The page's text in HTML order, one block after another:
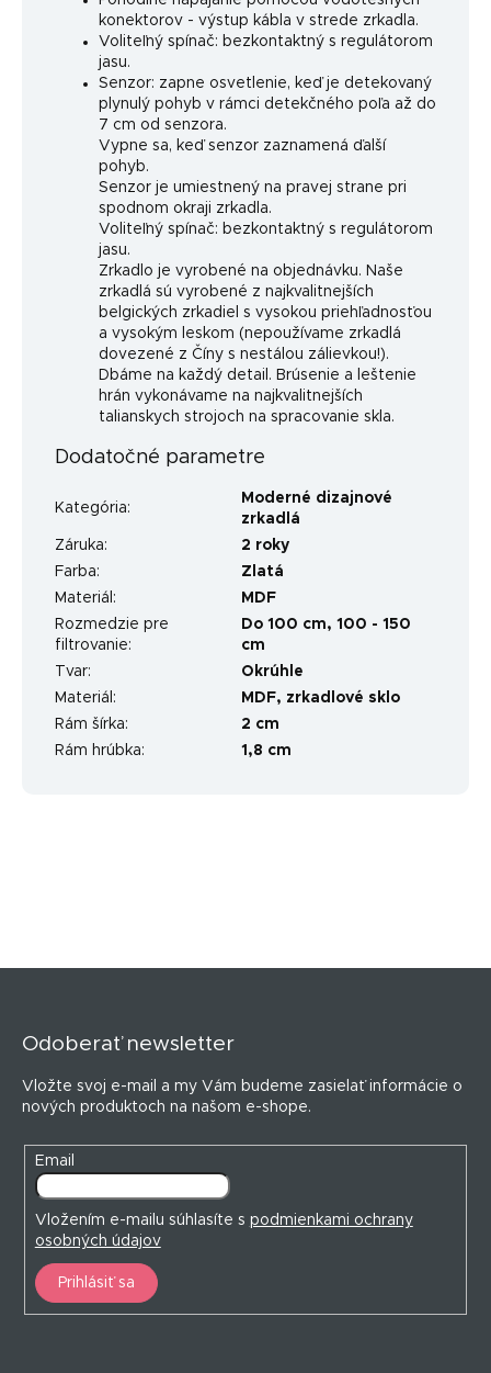
konektorov - výstup kábla v strede zrkadla.
Voliteľný spínač: bezkontaktný s regulátorom
jasu.
Senzor: zapne osvetlenie, keď je detekovaný
plynulý pohyb v rámci detekčného poľa až do
7 cm od senzora.
Vypne sa, keď senzor zaznamená ďalší
pohyb.
Senzor je umiestnený na pravej strane pri
spodnom okraji zrkadla.
Voliteľný spínač: bezkontaktný s regulátorom
jasu.
Zrkadlo je vyrobené na objednávku. Naše
zrkadlá sú vyrobené z najkvalitnejších
belgických zrkadiel s vysokou priehľadnosťou
a vysokým leskom (nepoužívame zrkadlá
dovezené z Číny s nestálou zálievkou!).
Dbáme na každý detail. Brúsenie a leštenie
hrán vykonávame na najkvalitnejších
talianskych strojoch na spracovanie skla.
Dodatočné parametre
Kategória:
Moderné dizajnové
zrkadlá
Záruka:
2 roky
Farba:
Zlatá
Materiál :
MDF
Rozmedzie pre
filtrovanie:
Do 100 cm, 100 - 150
cm
Tvar:
Okrúhle
Materiál :
MDF, zrkadlové sklo
Rám šírka:
2 cm
Rám hrúbka: 1,8 cm
Odoberať newsletter
Vložte svoj e-mail a my Vám budeme zasielať informácie o
nových produktoch na našom e-shope.
Email
Vložením e-mailu súhlasíte s podmienkami ochrany
osobných údajov
Prihlásiť sa